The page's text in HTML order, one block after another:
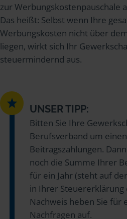
zur Werbungskostenpauschale
Das heißt: Selbst wenn Ihre
Werbungskosten nicht über
liegen, wirkt sich Ihr
steuermindernd aus.
UNSER TIPP:
Bitten Sie Ihre
Berufsverband um
Beitragszahlungen.
noch die Summe Ihrer
für ein Jahr (steht auf
in Ihrer Steuererklärung
Nachweis heben Sie für
Nachfragen auf.